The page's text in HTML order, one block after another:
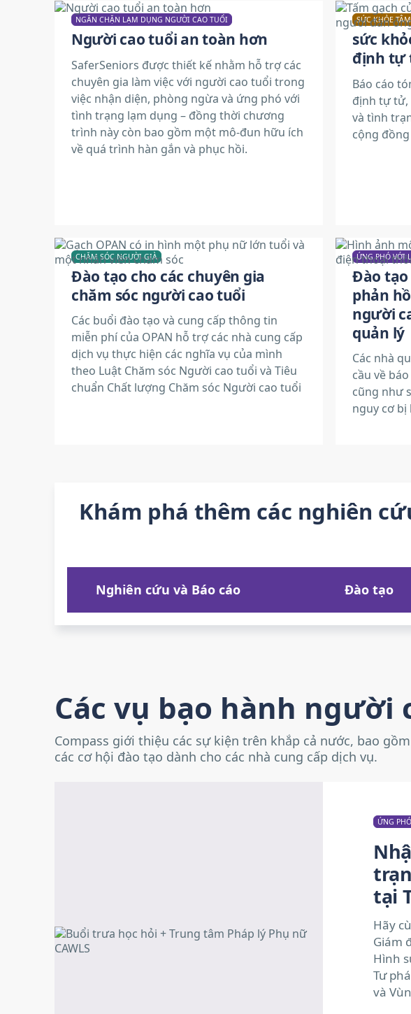
NGĂN CHẶN LẠM DỤNG NGƯỜI CAO TUỔI
Người cao tuổi an toàn hơn
SaferSeniors được thiết kế nhằm hỗ trợ các
chuyên gia làm việc với người cao tuổi trong
việc nhận diện, phòng ngừa và ứng phó với
tình trạng lạm dụng – đồng thời chương
trình này còn bao gồm một mô-đun hữu ích
về quá trình hàn gắn và phục hồi.
SỨC KHỎE
sức
định tự
Báo cáo
định tự tử,
và tình
cộng
CHĂM SÓC NGƯỜI GIÀ
Đào tạo cho các chuyên gia
chăm sóc người cao tuổi
Các buổi đào tạo và cung cấp thông tin
miễn phí của OPAN hỗ trợ các nhà cung cấp
dịch vụ thực hiện các nghĩa vụ của mình
theo Luật Chăm sóc Người cao tuổi và Tiêu
chuẩn Chất lượng Chăm sóc Người cao tuổi
ỨNG PHÓ VỚI
Đào tạo
phản
người
quản lý
Các nhà
cầu về
cũng như
nguy cơ bị
Khám phá thêm các nghiên
Nghiên cứu và Báo cáo Đào tạo
Các vụ bạo hành người
Compass giới thiệu các sự kiện trên khắp cả nước, bao gồm
các cơ hội đào tạo dành cho các nhà cung cấp dịch vụ.
ỨNG
tại
Hãy
Giám
Hình
Tư
và